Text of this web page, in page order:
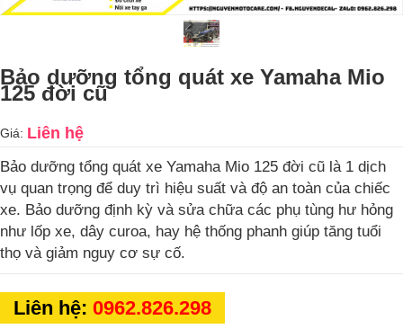
Bảo dưỡng tổng quát xe Yamaha Mio
125 đời cũ
Giá: Liên hệ
Bảo dưỡng tổng quát xe Yamaha Mio 125 đời cũ là 1 dịch
vụ quan trọng để duy trì hiệu suất và độ an toàn của chiếc
xe. Bảo dưỡng định kỳ và sửa chữa các phụ tùng hư hỏng
như lốp xe, dây curoa, hay hệ thống phanh giúp tăng tuổi
thọ và giảm nguy cơ sự cố.
Liên hệ: 0962.826.298